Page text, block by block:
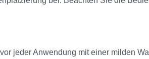
jeder Anwendung mit einer milden